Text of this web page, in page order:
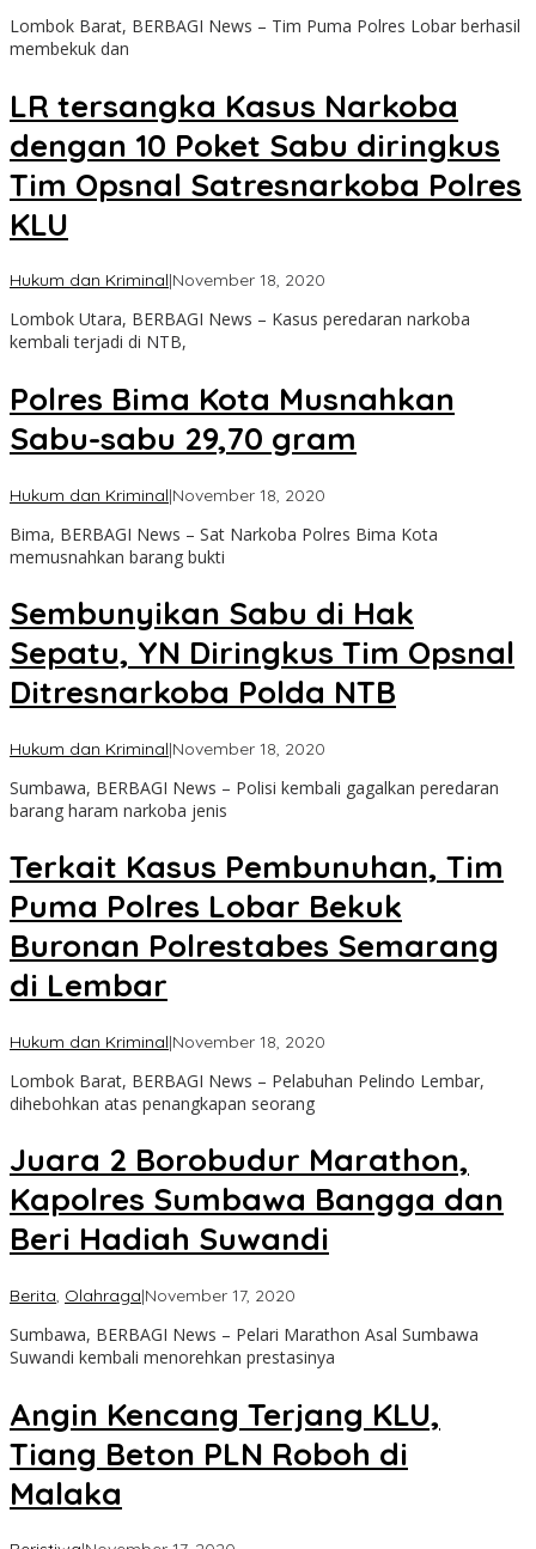
Lombok Barat, BERBAGI News – Tim Puma Polres Lobar berhasil
membekuk dan
LR tersangka Kasus Narkoba
dengan 10 Poket Sabu diringkus
Tim Opsnal Satresnarkoba Polres
KLU
Hukum dan Kriminal|November 18, 2020
Lombok Utara, BERBAGI News – Kasus peredaran narkoba
kembali terjadi di NTB,
Polres Bima Kota Musnahkan
Sabu-sabu 29,70 gram
Hukum dan Kriminal|November 18, 2020
Bima, BERBAGI News – Sat Narkoba Polres Bima Kota
memusnahkan barang bukti
Sembunyikan Sabu di Hak
Sepatu, YN Diringkus Tim Opsnal
Ditresnarkoba Polda NTB
Hukum dan Kriminal|November 18, 2020
Sumbawa, BERBAGI News – Polisi kembali gagalkan peredaran
barang haram narkoba jenis
Terkait Kasus Pembunuhan, Tim
Puma Polres Lobar Bekuk
Buronan Polrestabes Semarang
di Lembar
Hukum dan Kriminal|November 18, 2020
Lombok Barat, BERBAGI News – Pelabuhan Pelindo Lembar,
dihebohkan atas penangkapan seorang
Juara 2 Borobudur Marathon,
Kapolres Sumbawa Bangga dan
Beri Hadiah Suwandi
Berita, Olahraga|November 17, 2020
Sumbawa, BERBAGI News – Pelari Marathon Asal Sumbawa
Suwandi kembali menorehkan prestasinya
Angin Kencang Terjang KLU,
Tiang Beton PLN Roboh di
Malaka